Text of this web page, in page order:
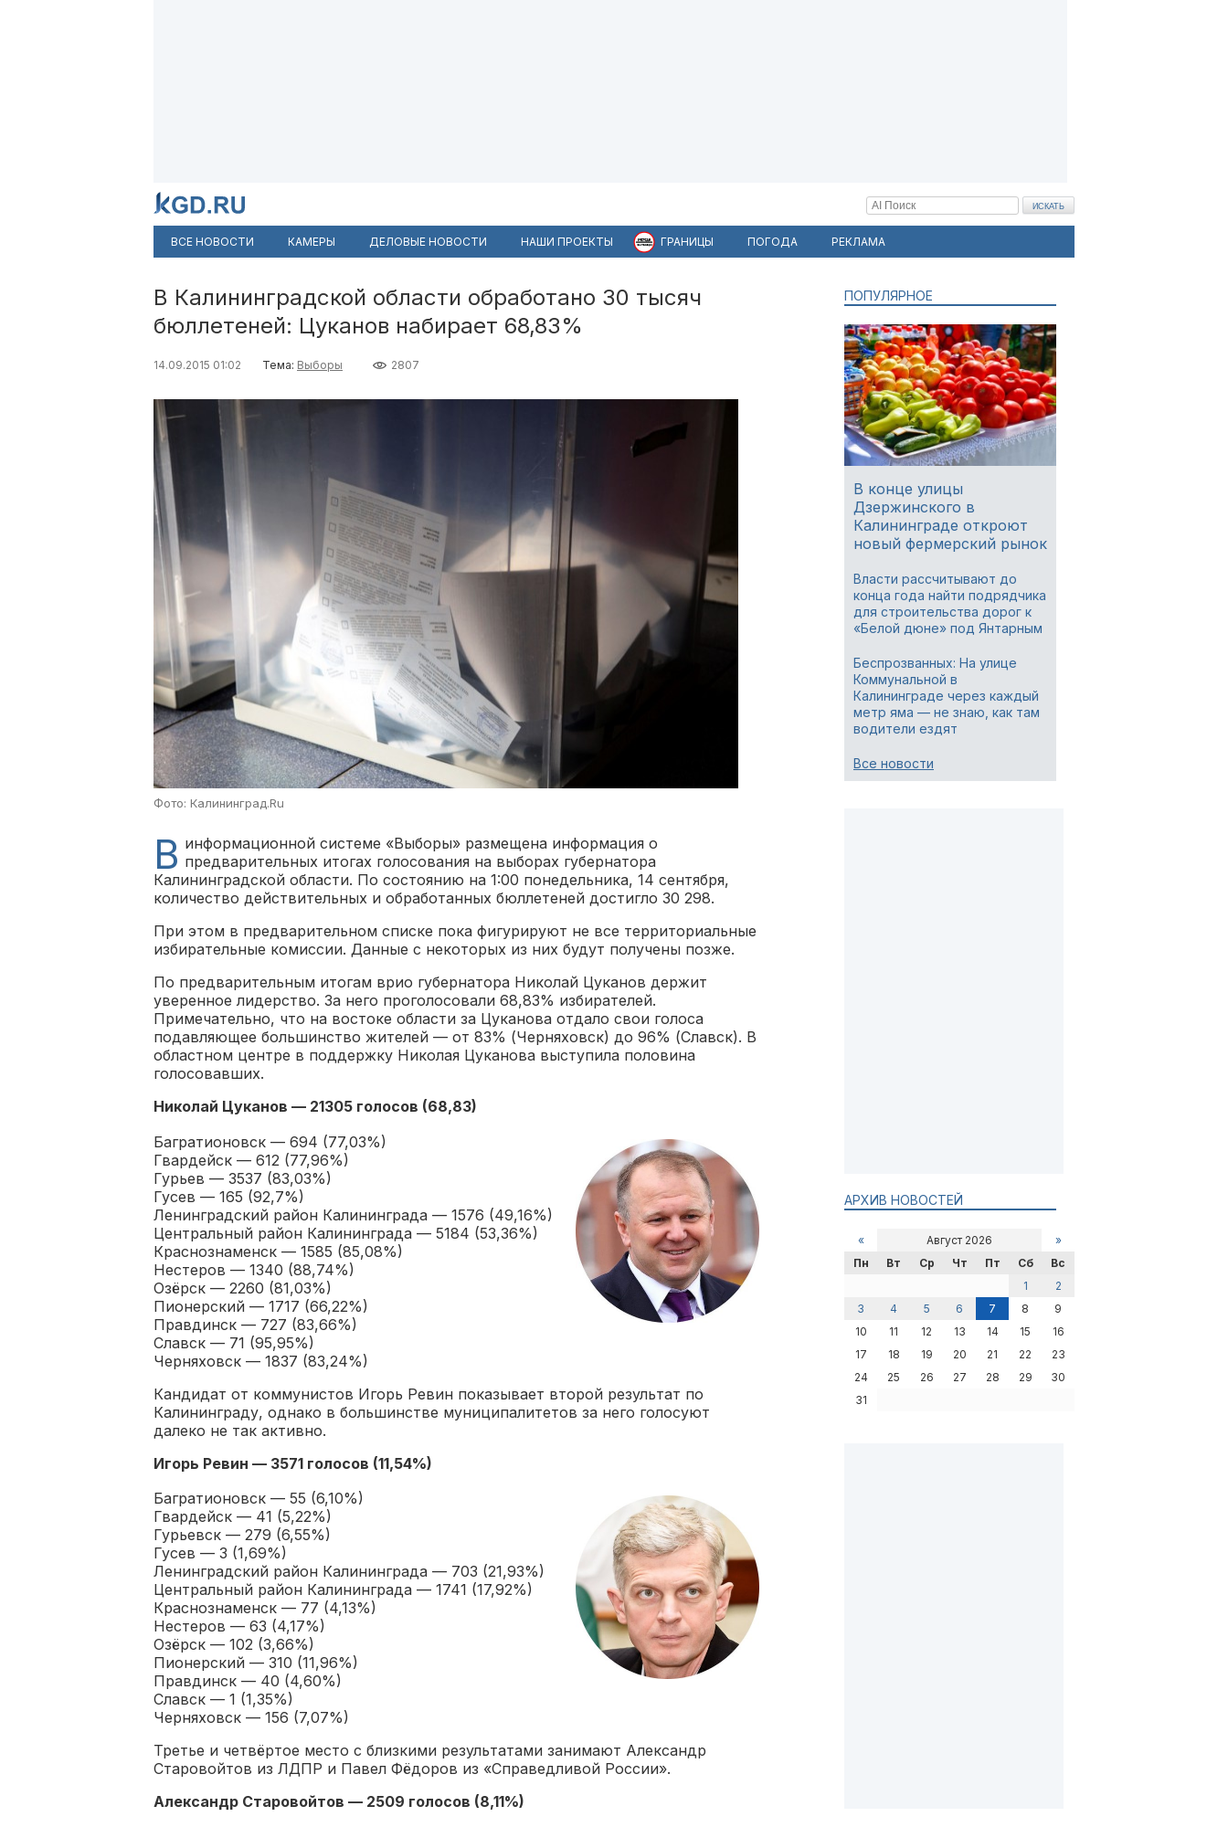
ВСЕ НОВОСТИ КАМЕРЫ ДЕЛОВЫЕ НОВОСТИ НАШИ ПРОЕКТЫ ГРАНИЦЫ ПОГОДА РЕКЛАМА
В Калининградской области обработано 30 тысяч
бюллетеней: Цуканов набирает 68,83%
14.09.2015 01:02 Тема: Выборы 2807
Фото: Калининград.Ru
В информационной системе «Выборы» размещена информация о
предварительных итогах голосования на выборах губернатора
Калининградской области. По состоянию на 1:00 понедельника, 14 сентября,
количество действительных и обработанных бюллетеней достигло 30 298.
При этом в предварительном списке пока фигурируют не все территориальные
избирательные комиссии. Данные с некоторых из них будут получены позже.
По предварительным итогам врио губернатора Николай Цуканов держит
уверенное лидерство. За него проголосовали 68,83% избирателей.
Примечательно, что на востоке области за Цуканова отдало свои голоса
подавляющее большинство жителей — от 83% (Черняховск) до 96% (Славск). В
областном центре в поддержку Николая Цуканова выступила половина
голосовавших.
Николай Цуканов — 21305 голосов (68,83)
Багратионовск — 694 (77,03%)
Гвардейск — 612 (77,96%)
Гурьев — 3537 (83,03%)
Гусев — 165 (92,7%)
Ленинградский район Калининграда — 1576 (49,16%)
Центральный район Калининграда — 5184 (53,36%)
Краснознаменск — 1585 (85,08%)
Нестеров — 1340 (88,74%)
Озёрск — 2260 (81,03%)
Пионерский — 1717 (66,22%)
Правдинск — 727 (83,66%)
Славск — 71 (95,95%)
Черняховск — 1837 (83,24%)
Кандидат от коммунистов Игорь Ревин показывает второй результат по
Калининграду, однако в большинстве муниципалитетов за него голосуют
далеко не так активно.
Игорь Ревин — 3571 голосов (11,54%)
Багратионовск — 55 (6,10%)
Гвардейск — 41 (5,22%)
Гурьевск — 279 (6,55%)
Гусев — 3 (1,69%)
Ленинградский район Калининграда — 703 (21,93%)
Центральный район Калининграда — 1741 (17,92%)
Краснознаменск — 77 (4,13%)
Нестеров — 63 (4,17%)
Озёрск — 102 (3,66%)
Пионерский — 310 (11,96%)
Правдинск — 40 (4,60%)
Славск — 1 (1,35%)
Черняховск — 156 (7,07%)
Третье и четвёртое место с близкими результатами занимают Александр
Старовойтов из ЛДПР и Павел Фёдоров из «Справедливой России».
Александр Старовойтов — 2509 голосов (8,11%)
ПОПУЛЯРНОЕ
В конце улицы
Дзержинского в
Калининграде откроют
новый фермерский рынок
Власти рассчитывают до
конца года найти подрядчика
для строительства дорог к
«Белой дюне» под Янтарным
Беспрозванных: На улице
Коммунальной в
Калининграде через каждый
метр яма — не знаю, как там
водители ездят
Все новости
АРХИВ НОВОСТЕЙ
« Август 2026
»
Пн
Вт Ср Чт Пт Сб
Вс
1
2
3
4 5 6 7 8
9
10
11 12 13 14 15
16
17
18 19 20 21 22
23
24
25 26 27 28 29
30
31